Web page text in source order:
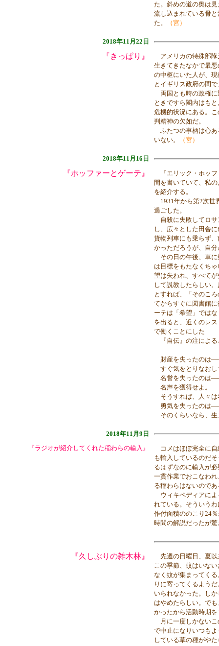
た。斜めの道の奥は
流し込まれている骨
た。
（宮）
2018年11月22日
『きっぱり』
アメリカの特殊部隊
生きてきたなかで最
の中枢にいた人が、
とイギリス政府の間
両国とも時の政権に
ときですら閣内はも
危機的状況にある。
判精神の欠如だ。
ふたつの事柄は心あ
いない。
（宮）
2018年11月16日
『ホッファーとゲーテ』
『エリック・ホッフ
間を書いていて、私
を紹介する。
1931年から第2次世
過ごした。
自殺に失敗してロサ
し、広々とした田舎
貨物列車にも乗らず
かっただろうが、自
その日の午後、車に
は目標をもたなくち
望は失われ、すべて
して説教したらしい
とすれば、「そのこ
てからすぐに図書館
ーテは「希望」では
を出ると、近くのレ
で働くことにした
『自伝』の注による
財産を失ったのは
すぐ気をとりなおし
名誉を失ったのは
名声を獲得せよ。
そうすれば、人々は
勇気を失ったのは
そのくらいなら、生
2018年11月9日
『ラジオが紹介してくれた稲わらの輸入』
コメはほぼ完全に自
も輸入しているのだ
るはずなのに輸入が
一貫作業でおこなわ
る稲わらはないのであ
ウィキペディアによ
れている。そういう
作付面積ののこり24
時間の解説だったが
『久しぶりの雑木林』
先週の日曜日、夏以
この季節、蚊はいな
なく蚊が集まってく
りに寄ってくるよう
いられなかった。し
はやめたらしい。で
かったから活動時期
月に一度しかないこ
で中止になりいつも
している草の種がや